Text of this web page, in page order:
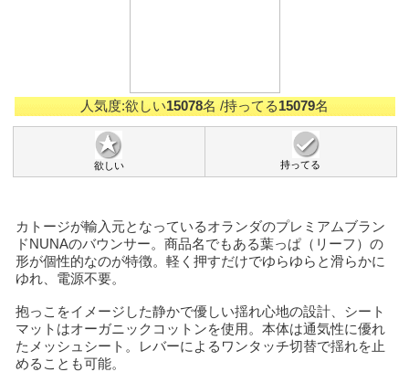
人気度:欲しい15078名 /持ってる15079名
欲しい 持ってる
カトージが輸入元となっているオランダのプレミアムブラン
ドNUNAのバウンサー。商品名でもある葉っぱ（リーフ）の
形が個性的なのが特徴。軽く押すだけでゆらゆらと滑らかに
ゆれ、電源不要。
抱っこをイメージした静かで優しい揺れ心地の設計、シート
マットはオーガニックコットンを使用。本体は通気性に優れ
たメッシュシート。レバーによるワンタッチ切替で揺れを止
めることも可能。